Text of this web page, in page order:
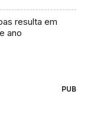
resulta em
ano
PUB